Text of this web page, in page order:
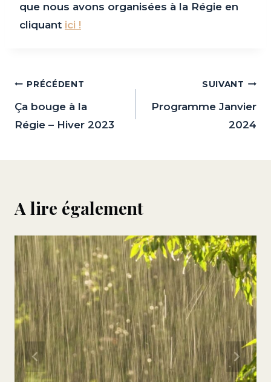
que nous avons organisées à la Régie en
cliquant ici !
Navigation
de
l’article
PRÉCÉDENT
Ça bouge à la
Régie – Hiver 2023
SUIVANT
Programme Janvier
2024
A lire également